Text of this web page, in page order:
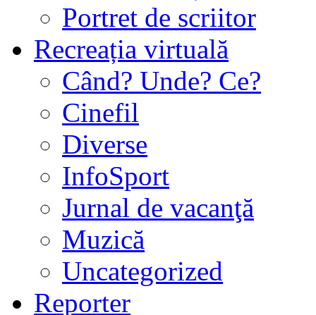
Portret de scriitor
Recreația virtuală
Când? Unde? Ce?
Cinefil
Diverse
InfoSport
Jurnal de vacanţă
Muzică
Uncategorized
Reporter